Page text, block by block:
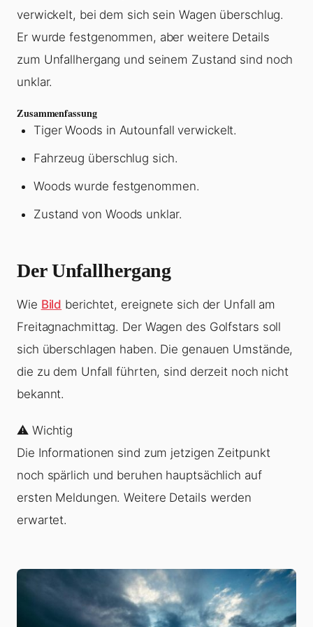
verwickelt, bei dem sich sein Wagen überschlug.
Er wurde festgenommen, aber weitere Details
zum Unfallhergang und seinem Zustand sind noch
unklar.
Zusammenfassung
Tiger Woods in Autounfall verwickelt.
Fahrzeug überschlug sich.
Woods wurde festgenommen.
Zustand von Woods unklar.
Der Unfallhergang
Wie Bild berichtet, ereignete sich der Unfall am
Freitagnachmittag. Der Wagen des Golfstars soll
sich überschlagen haben. Die genauen Umstände,
die zu dem Unfall führten, sind derzeit noch nicht
bekannt.
⚠️ Wichtig
Die Informationen sind zum jetzigen Zeitpunkt
noch spärlich und beruhen hauptsächlich auf
ersten Meldungen. Weitere Details werden
erwartet.